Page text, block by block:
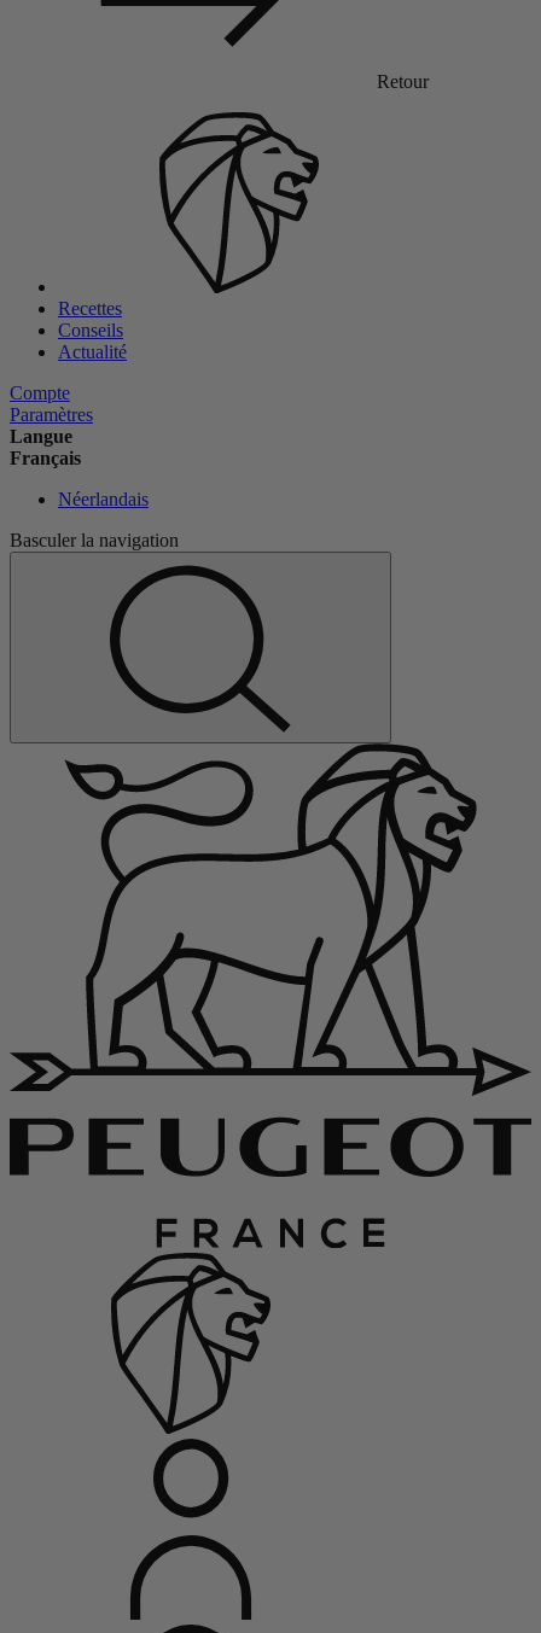
Retour
Recettes
Conseils
Actualité
Compte
Paramètres
Langue
Français
Néerlandais
Basculer la navigation